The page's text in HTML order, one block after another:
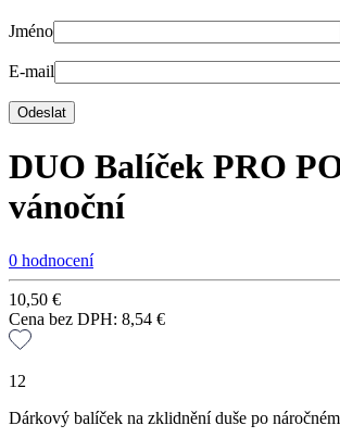
Jméno
E-mail
DUO Balíček PRO
vánoční
0 hodnocení
10,50 €
Cena bez DPH: 8,54 €
12
Dárkový balíček na zklidnění duše po